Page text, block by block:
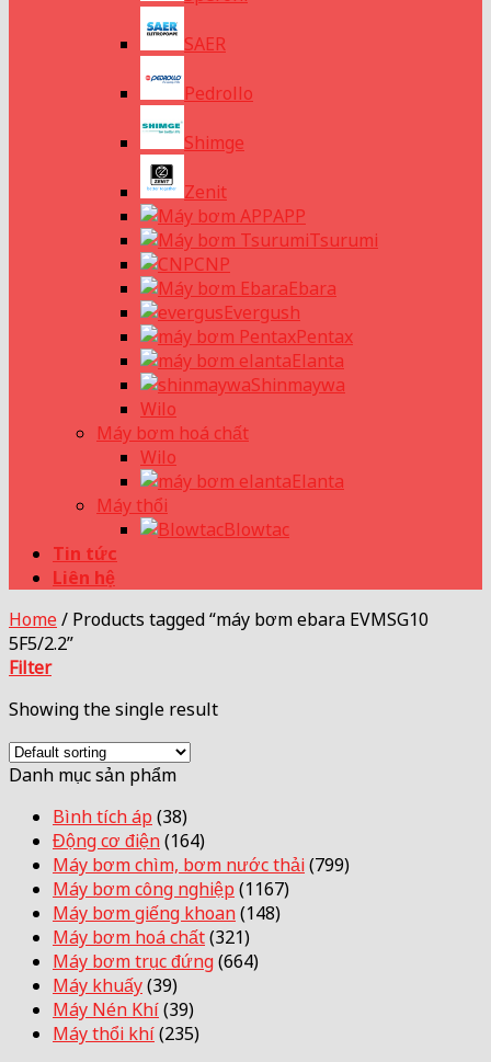
SAER
Pedrollo
Shimge
Zenit
APP
Tsurumi
CNP
Ebara
Evergush
Pentax
Elanta
Shinmaywa
Wilo
Máy bơm hoá chất
Wilo
Elanta
Máy thổi
Blowtac
Tin tức
Liên hệ
Home/ Products tagged “máy bơm ebara EVMSG10
5F5/2.2”
Filter
Showing the single result
Danh mục sản phẩm
Bình tích áp (38)
Động cơ điện(164)
Máy bơm chìm, bơm nước thải(799)
Máy bơm công nghiệp (1167)
Máy bơm giếng khoan(148)
Máy bơm hoá chất(321)
Máy bơm trục đứng(664)
Máy khuấy(39)
Máy Nén Khí(39)
Máy thổi khí(235)